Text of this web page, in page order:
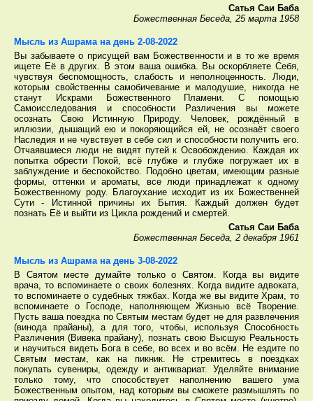
Сатья Саи Баба
Божественная Беседа, 25 марта 1958
Мысль из Ашрама на день 2-08-2022
Вы забываете о присущей вам Божественности и в то же время
ищете Её в других. В этом ваша ошибка. Вы оскорбляете Себя,
чувствуя беспомощность, слабость и неполноценность. Люди,
которым свойственны самобичевание и малодушие, никогда не
станут Искрами Божественного Пламени. С помощью
Самоисследования и способности Различения вы можете
осознать Свою Истинную Природу. Человек, рождённый в
иллюзии, дышащий ею и покоряющийся ей, не осознаёт своего
Наследия и не чувствует в себе сил и способности получить его.
Отчаявшиеся люди не видят путей к Освобождению. Каждая их
попытка обрести Покой, всё глубже и глубже погружает их в
заблуждение и беспокойство. Подобно цветам, имеющим разные
формы, оттенки и ароматы, все люди принадлежат к одному
Божественному роду. Благоухание исходит из их Божественней
Сути - Истинной причины их Бытия. Каждый должен будет
познать Её и выйти из Цикла рождений и смертей.
Сатья Саи Баба
Божественная Беседа, 2 декабря 1961
Мысль из Ашрама на день 3-08-2022
В Святом месте думайте только о Святом. Когда вы видите
врача, то вспоминаете о своих болезнях. Когда видите адвоката,
то вспоминаете о судебных тяжбах. Когда же вы видите Храм, то
вспоминаете о Господе, наполняющем Жизнью всё Творение.
Пусть ваша поездка по Святым местам будет не для развлечения
(винода прайаны), а для того, чтобы, используя Способность
Различения (Вивека прайану), познать свою Высшую Реальность
и научиться видеть Бога в себе, во всех и во всём. Не ездите по
Святым местам, как на пикник. Не стремитесь в поездках
покупать сувениры, одежду и антиквариат. Уделяйте внимание
только тому, что способствует наполнению вашего ума
Божественным опытом, над которым вы сможете размышлять по